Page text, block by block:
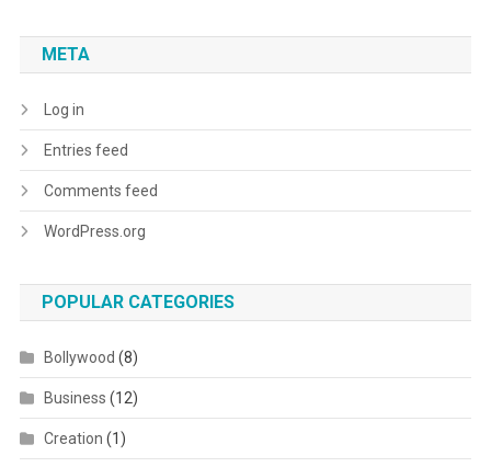
META
Log in
Entries feed
Comments feed
WordPress.org
POPULAR CATEGORIES
Bollywood (8)
Business (12)
Creation (1)